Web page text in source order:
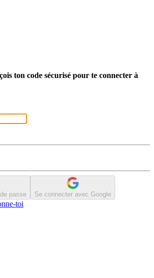
ton code sécurisé pour te connecter à
passe Se connecter avec Google
toi